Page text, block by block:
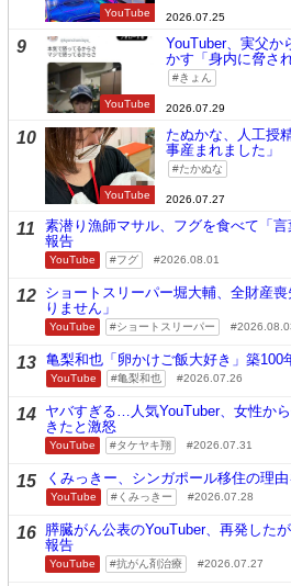
YouTube 2026.07.25
9
YouTube
YouTuber、実父か
かす「身内に脅さ
きょん
2026.07.29
10
YouTube
たぬかな、人工授
事産まれました」
たかぬな
2026.07.27
11
素潜り漁師マサル、フグを食べて「
報告
YouTube フグ 2026.08.01
12 ショートスリーパー堀大輔、全財産
りません」
YouTube ショートスリーパー
13 亀梨和也「卵かけご飯大好き」築100
YouTube 亀梨和也 2026.07.26
14 ヤバすぎる…人気YouTuber、女性か
きたと激怒
YouTube タケヤキ翔 2026.07.31
15 くみっきー、シンガポール移住の理
YouTube くみっきー 2026.07.28
16 膵臓がん公表のYouTuber、再発した
報告
YouTube 抗がん剤治療 2026.07.27